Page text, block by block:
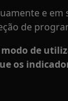
e em
de
de
os